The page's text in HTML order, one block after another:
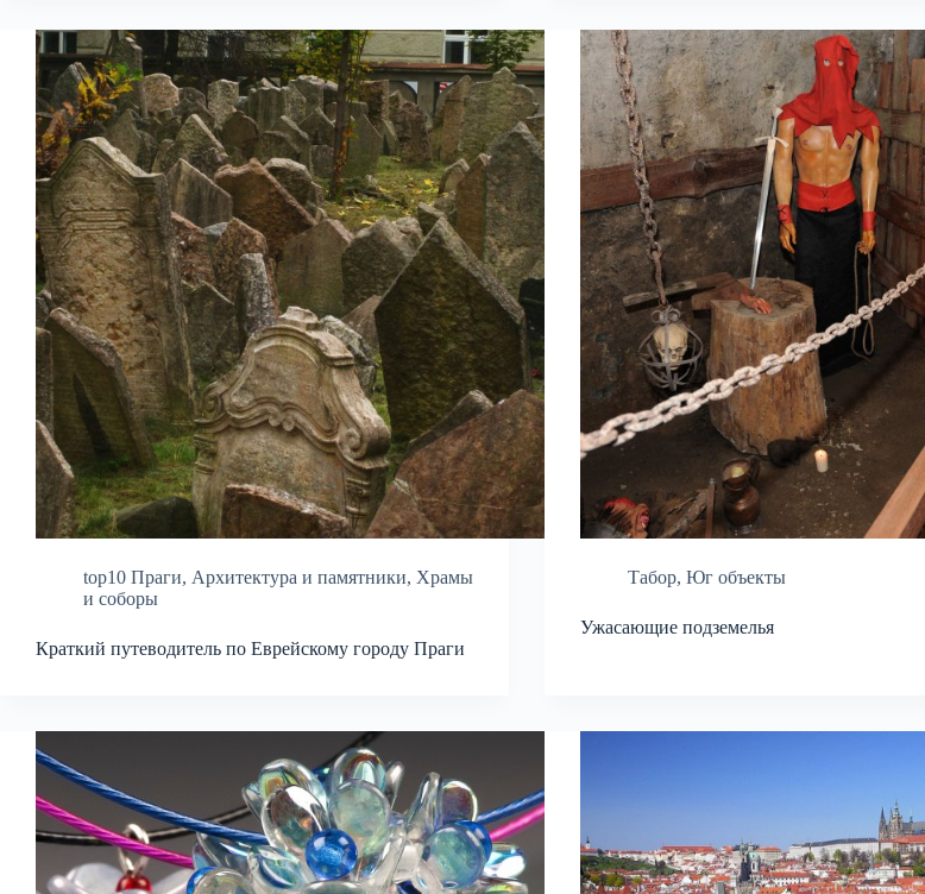
top10 Праги, Архитектура и памятники, Храмы
и соборы
Краткий путеводитель по Еврейскому городу Праги
Табор, Юг объекты
Ужасающие подземелья